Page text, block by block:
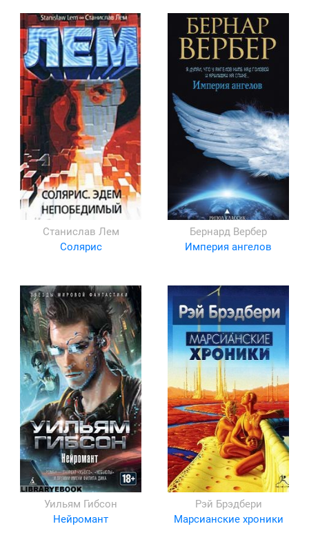
Станислав Лем
Солярис
Бернард Вербер
Империя ангелов
Уильям Гибсон
Нейромант
Рэй Брэдбери
Марсианские хроники